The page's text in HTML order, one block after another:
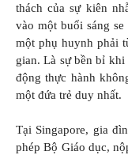
thách của sự kiên
vào một buổi sáng
một phụ huynh phải
gian. Là sự bền bỉ
động thực hành
một đứa trẻ duy nhất.
Tại Singapore, gia
phép Bộ Giáo dục,